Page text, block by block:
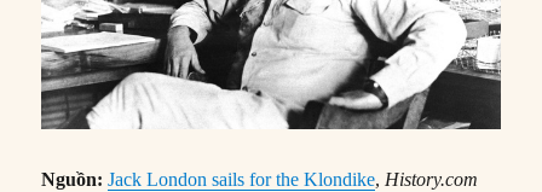
Nguồn:Jack London sails for the Klondike, History.com